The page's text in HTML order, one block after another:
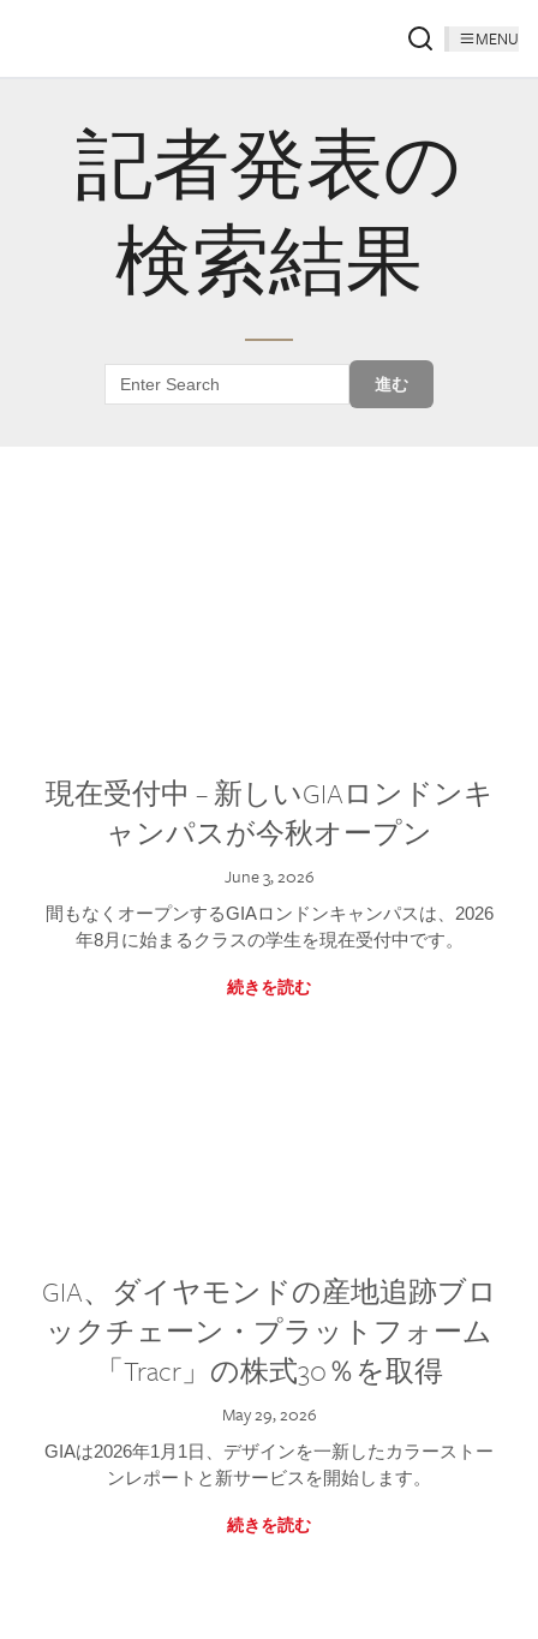
MENU
記者発表の
検索結果
進む
現在受付中 – 新しいGIAロンドンキ
ャンパスが今秋オープン
June 3, 2026
間もなくオープンするGIAロンドンキャンパスは、2026
年8月に始まるクラスの学生を現在受付中です。
続きを読む
GIA、ダイヤモンドの産地追跡ブロ
ックチェーン・プラットフォーム
「Tracr」の株式30％を取得
May 29, 2026
GIAは2026年1月1日、デザインを一新したカラーストー
ンレポートと新サービスを開始します。
続きを読む